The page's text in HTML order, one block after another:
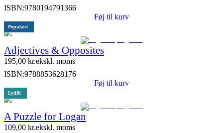
ISBN:9780194791366
Føj til kurv
Populært
Adjectives & Opposites
195,00 kr.ekskl. moms
ISBN:9788853628176
Føj til kurv
Lydfil
A Puzzle for Logan
109,00 kr.ekskl. moms